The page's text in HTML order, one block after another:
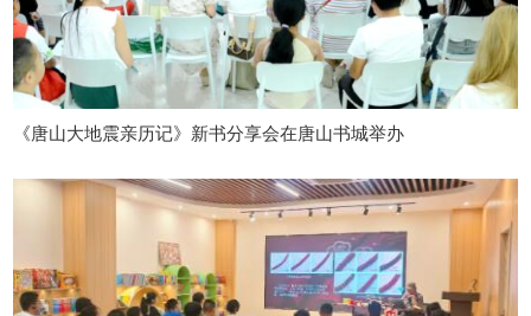
《唐山大地震亲历记》新书分享会在唐山书城举办